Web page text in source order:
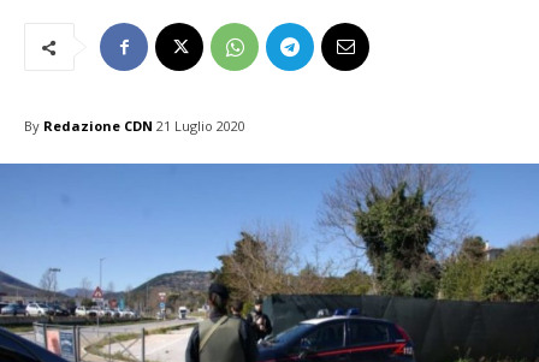
By Redazione CDN 21 Luglio 2020